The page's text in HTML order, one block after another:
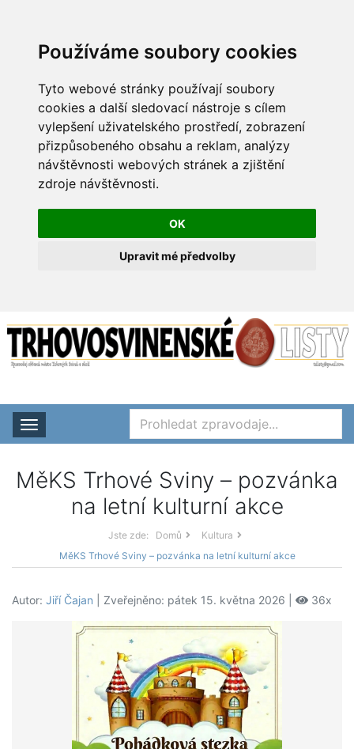
Používáme soubory cookies
Tyto webové stránky používají soubory
cookies a další sledovací nástroje s cílem
vylepšení uživatelského prostředí, zobrazení
přizpůsobeného obsahu a reklam, analýzy
návštěvnosti webových stránek a zjištění
zdroje návštěvnosti.
OK
Upravit mé předvolby
Rozbalit nabídku
MěKS Trhové Sviny – pozvánka
na letní kulturní akce
Jste zde: Domů
Kultura
MěKS Trhové Sviny – pozvánka na letní kulturní akce
Autor: Jiří Čajan | Zveřejněno: pátek 15. května 2026 | 36x